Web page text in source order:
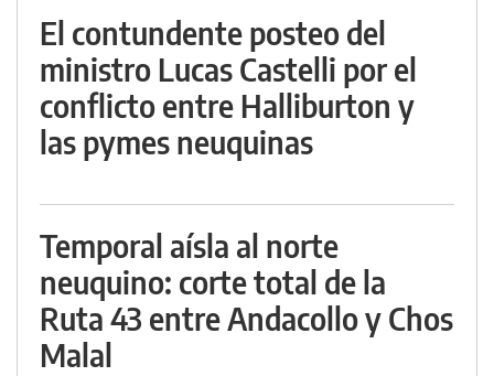
El contundente posteo del
ministro Lucas Castelli por el
conflicto entre Halliburton y
las pymes neuquinas
Temporal aísla al norte
neuquino: corte total de la
Ruta 43 entre Andacollo y Chos
Malal